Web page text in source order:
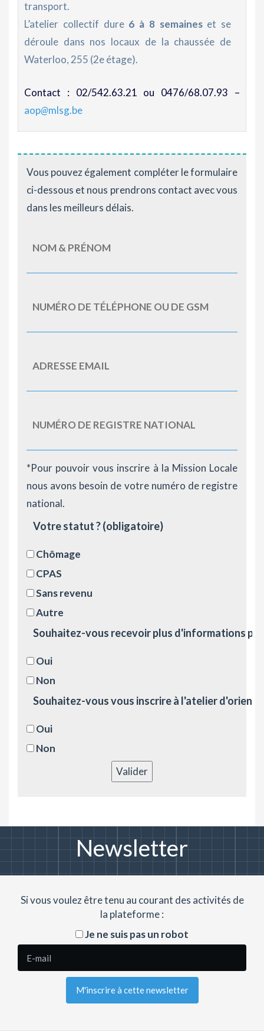
transport.
L’atelier collectif dure 6 à 8 semaineset se
déroule dans nos locaux de la chaussée de
Waterloo, 255 (2e étage).
Contact : 02/542.63.21 ou 0476/68.07.93 –
aop@mlsg.be
Vous pouvez également compléter le formulaire
ci-dessous et nous prendrons contact avec vous
dans les meilleurs délais.
*Pour pouvoir vous inscrire à la Mission Locale
nous avons besoin de votre numéro de registre
national.
Votre statut ?(obligatoire)
Chômage
CPAS
Sans revenu
Autre
Souhaitez-vous recevoir plus d'informations
Oui
Non
Souhaitez-vous vous inscrire à l'atelier
Oui
Non
Valider
Newsletter
Si vous voulez être tenu au courant des activités de
la plateforme :
Je ne suis pas un robot